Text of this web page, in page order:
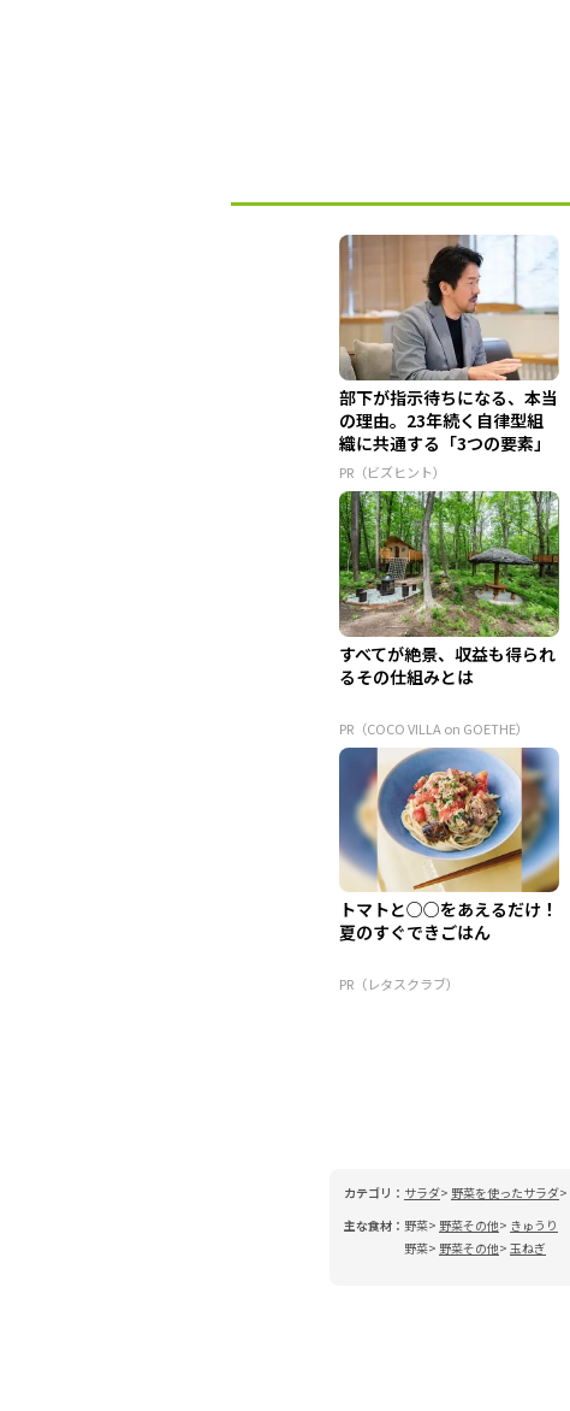
部下が指示待ちになる、本当
の理由。23年続く自律型組
織に共通する「3つの要素」
PR（ビズヒント）
すべてが絶景、収益も得られ
るその仕組みとは
PR（COCO VILLA on GOETHE）
トマトと○○をあえるだけ！
夏のすぐできごはん
PR（レタスクラブ）
カテゴリ： サラダ 野菜を使ったサラダ
主な食材： 野菜 野菜その他
きゅうり
野菜
野菜その他 玉ねぎ